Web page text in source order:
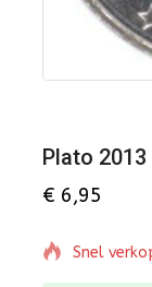
Plato 2013
€ 6,95
Snel